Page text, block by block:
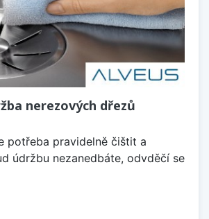
nerezových dřezů
potřeba pravidelně čištit a
údržbu nezanedbáte, odvděčí se